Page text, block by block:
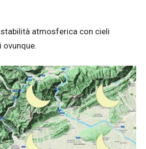
atmosferica con cieli